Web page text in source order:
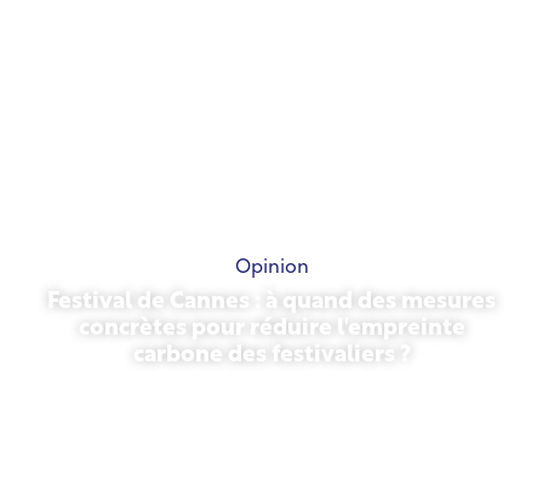
Opinion
Festival de Cannes : à quand des mesures
concrètes pour réduire l'empreinte
carbone des festivaliers ?